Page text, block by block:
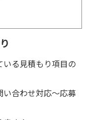
る見積もり項目の
合わせ対応～応募